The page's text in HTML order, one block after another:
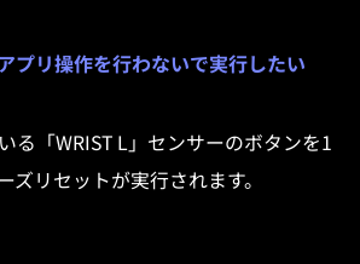
プリ操作を行わないで実行したい
る「WRIST L」センサーのボタンを1
ズリセットが実行されます。